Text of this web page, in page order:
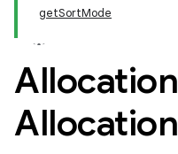
getSortMode
Allocation
Allocation